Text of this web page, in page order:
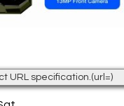
URL specification.(url=)